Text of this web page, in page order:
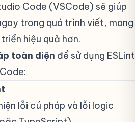
Code (VSCode) sẽ giúp
trong quá trình viết, mang
hiệu quả hơn.
toàn diện để sử dụng ESLint
lỗi cú pháp và lỗi logic